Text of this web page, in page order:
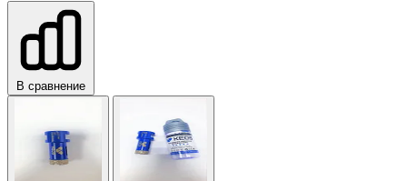
В сравнение